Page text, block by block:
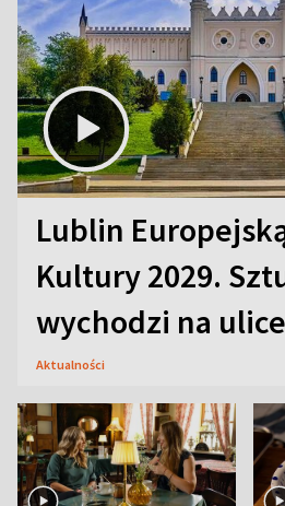
Lublin
Kultury 2029.
wychodzi na ulice
Aktualności